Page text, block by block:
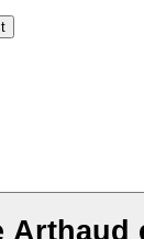
Arthaud